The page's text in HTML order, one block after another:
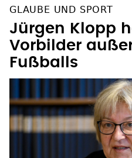
GLAUBE UND SPORT
Jürgen Klopp
Vorbilder
Fußballs